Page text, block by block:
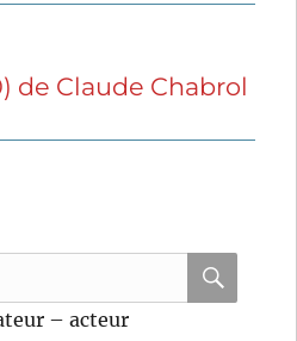
de Claude Chabrol
– acteur